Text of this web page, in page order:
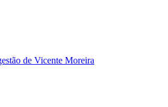
de Vicente Moreira